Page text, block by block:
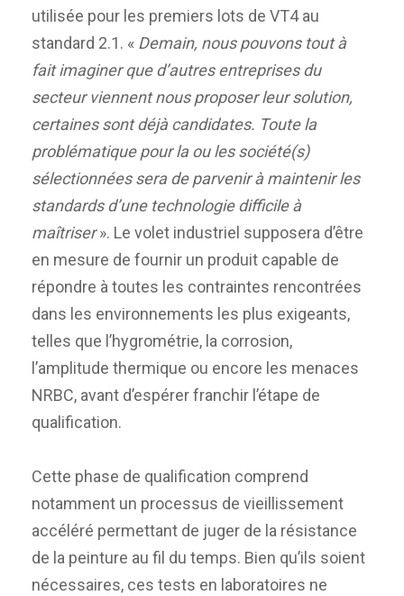
utilisée pour les premiers lots de VT4 au
standard 2.1. « Demain, nous pouvons tout à
fait imaginer que d’autres entreprises du
secteur viennent nous proposer leur solution,
certaines sont déjà candidates. Toute la
problématique pour la ou les société(s)
sélectionnées sera de parvenir à maintenir les
standards d’une technologie difficile à
maîtriser». Le volet industriel supposera d’être
en mesure de fournir un produit capable de
répondre à toutes les contraintes rencontrées
dans les environnements les plus exigeants,
telles que l’hygrométrie, la corrosion,
l’amplitude thermique ou encore les menaces
NRBC, avant d’espérer franchir l’étape de
qualification.
Cette phase de qualification comprend
notamment un processus de vieillissement
accéléré permettant de juger de la résistance
de la peinture au fil du temps. Bien qu’ils soient
nécessaires, ces tests en laboratoires ne